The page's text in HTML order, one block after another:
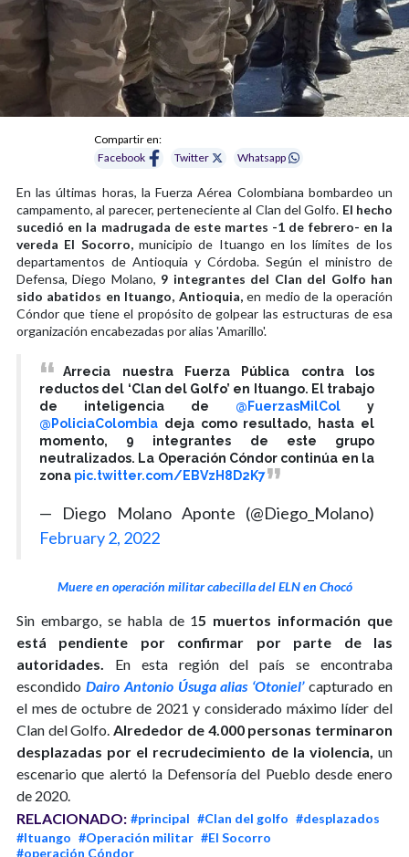
Compartir en:
Facebook
Twitter Whatsapp
En las últimas horas, la Fuerza Aérea Colombiana bombardeo un
campamento, al parecer, perteneciente al Clan del Golfo. El hecho
sucedió en la madrugada de este martes -1 de febrero- en la
vereda El Socorro,municipio de Ituango en los límites de los
departamentos de Antioquia y Córdoba. Según el ministro de
Defensa, Diego Molano, 9 integrantes del Clan del Golfo han
sido abatidos en Ituango, Antioquia,en medio de la operación
Cóndor que tiene el propósito de golpear las estructuras de esa
organización encabezadas por alias 'Amarillo'.
Arrecia nuestra Fuerza Pública contra los
reductos del ‘Clan del Golfo’ en Ituango. El trabajo
de inteligencia de @FuerzasMilCol y
@PoliciaColombia deja como resultado, hasta el
momento, 9 integrantes de este grupo
neutralizados. La Operación Cóndor continúa en la
zona pic.twitter.com/EBVzH8D2K7
— Diego Molano Aponte (@Diego_Molano)
February 2, 2022
Muere en operación militar cabecilla del ELN en Chocó
Sin embargo, se habla de 15 muertos información que
está pendiente por confirmar por parte de las
autoridades.
En esta región del país se encontraba
escondido Dairo Antonio Úsuga alias ‘Otoniel’capturado en
el mes de octubre de 2021 y considerado máximo líder del
Clan del Golfo. Alrededor de 4.000 personas terminaron
desplazadas por el recrudecimiento de la violencia, un
escenario que alertó la Defensoría del Pueblo desde enero
de 2020.
RELACIONADO: #principal #Clan del golfo #desplazados
#Ituango #Operación militar #El Socorro
#operación Cóndor